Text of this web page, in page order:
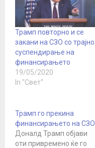
Трамп повторно и се
закани на СЗО со трајно
суспендирање на
финансирањето
19/05/2020
In "Свет"
Трамп го прекина
финансирањето на СЗО
Доналд Трамп објави
оти привремено ќе го